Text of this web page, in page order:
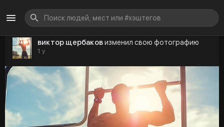
виктор щербаковизменил свою фотографию
1 y